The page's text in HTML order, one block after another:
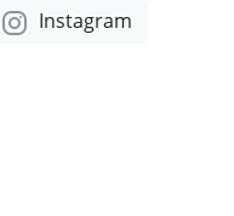
Instagram